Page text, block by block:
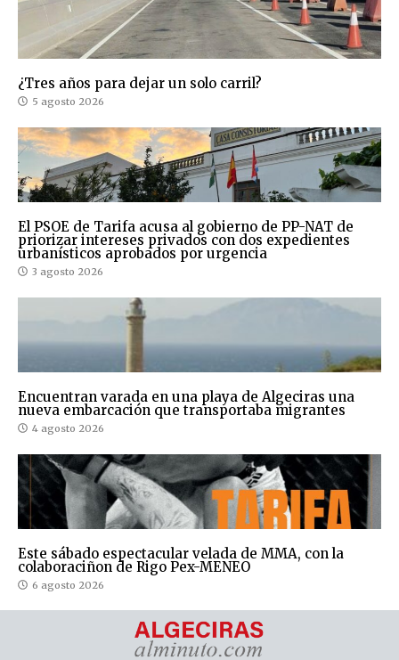
¿Tres años para dejar un solo carril?
5 agosto 2026
El PSOE de Tarifa acusa al gobierno de PP-NAT de
priorizar intereses privados con dos expedientes
urbanísticos aprobados por urgencia
3 agosto 2026
Encuentran varada en una playa de Algeciras una
nueva embarcación que transportaba migrantes
4 agosto 2026
Este sábado espectacular velada de MMA, con la
colaboraciñon de Rigo Pex-MENEO
6 agosto 2026